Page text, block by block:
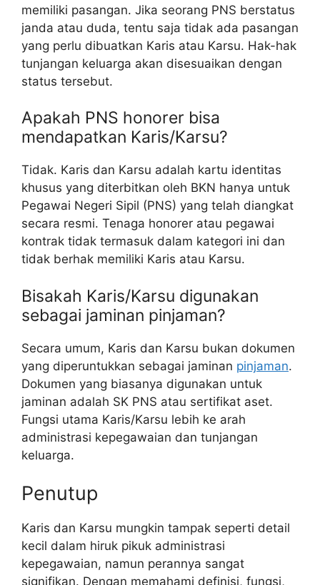
memiliki pasangan. Jika seorang PNS berstatus
janda atau duda, tentu saja tidak ada pasangan
yang perlu dibuatkan Karis atau Karsu. Hak-hak
tunjangan keluarga akan disesuaikan dengan
status tersebut.
Apakah PNS honorer bisa
mendapatkan Karis/Karsu?
Tidak. Karis dan Karsu adalah kartu identitas
khusus yang diterbitkan oleh BKN hanya untuk
Pegawai Negeri Sipil (PNS) yang telah diangkat
secara resmi. Tenaga honorer atau pegawai
kontrak tidak termasuk dalam kategori ini dan
tidak berhak memiliki Karis atau Karsu.
Bisakah Karis/Karsu digunakan
sebagai jaminan pinjaman?
Secara umum, Karis dan Karsu bukan dokumen
yang diperuntukkan sebagai jaminan pinjaman.
Dokumen yang biasanya digunakan untuk
jaminan adalah SK PNS atau sertifikat aset.
Fungsi utama Karis/Karsu lebih ke arah
administrasi kepegawaian dan tunjangan
keluarga.
Penutup
Karis dan Karsu mungkin tampak seperti detail
kecil dalam hiruk pikuk administrasi
kepegawaian, namun perannya sangat
signifikan. Dengan memahami definisi, fungsi,